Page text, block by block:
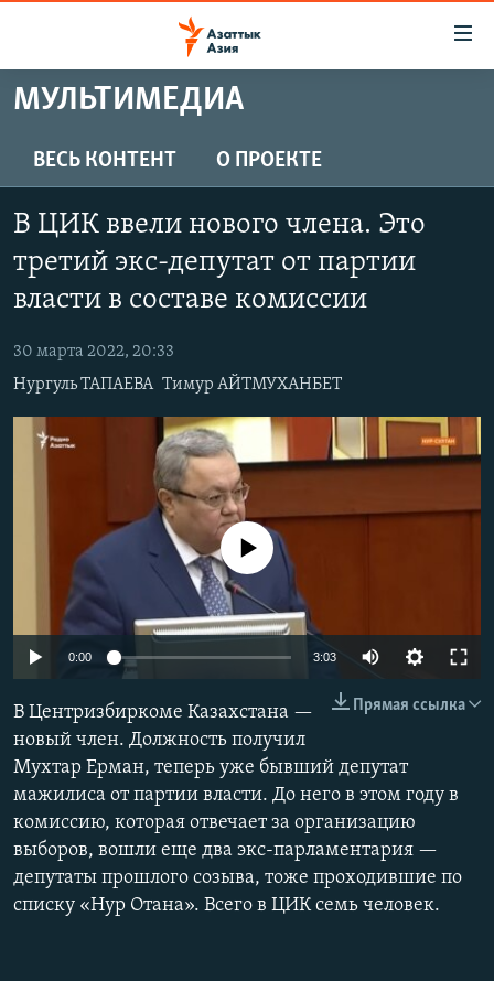
Вернуться
содержанию
главной
навигации
Вернутся
поиску
ЦЕНТРАЛЬНАЯ АЗИЯ
КАЗАХСТАН
УЗБЕКИСТАН
НОВОСТИ
НА ДРУГИХ ЯЗЫКАХ
ЎЗБЕКЧА
ТОҶИКӢ
TÜRKMENÇE
ПОДПИШИТЕСЬ НА НАС В СОЦСЕТЯХ
Все сайты РСЕ/РС
МУЛЬТИМЕДИА
ВЕСЬ КОНТЕНТ О ПРОЕКТЕ
В ЦИК ввели нового члена. Это
третий экс-депутат от партии
власти в составе комиссии
30 марта 2022, 20:33
Нургуль ТАПАЕВА Тимур АЙТМУХАНБЕТ
Auto 240p 480p
1080p
No media source currently available
0:00 3:03
480p
1080p
Прямая ссылка
В Центризбиркоме Казахстана —
новый член. Должность получил
Мухтар Ерман, теперь уже бывший депутат
мажилиса от партии власти. До него в этом году в
комиссию, которая отвечает за организацию
выборов, вошли еще два экс-парламентария —
депутаты прошлого созыва, тоже проходившие по
списку «Нур Отана». Всего в ЦИК семь человек.